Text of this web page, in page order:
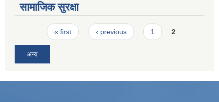
सामाजिक सुरक्षा
Pages« first ‹ previous 1 2
अन्य